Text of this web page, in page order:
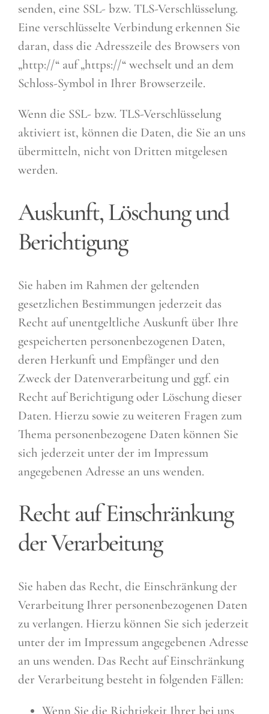
senden, eine SSL- bzw. TLS-Verschlüsselung.
Eine verschlüsselte Verbindung erkennen Sie
daran, dass die Adresszeile des Browsers von
„http://“ auf „https://“ wechselt und an dem
Schloss-Symbol in Ihrer Browserzeile.
Wenn die SSL- bzw. TLS-Verschlüsselung
aktiviert ist, können die Daten, die Sie an uns
übermitteln, nicht von Dritten mitgelesen
werden.
Auskunft, Löschung und
Berichtigung
Sie haben im Rahmen der geltenden
gesetzlichen Bestimmungen jederzeit das
Recht auf unentgeltliche Auskunft über Ihre
gespeicherten personenbezogenen Daten,
deren Herkunft und Empfänger und den
Zweck der Datenverarbeitung und ggf. ein
Recht auf Berichtigung oder Löschung dieser
Daten. Hierzu sowie zu weiteren Fragen zum
Thema personenbezogene Daten können Sie
sich jederzeit unter der im Impressum
angegebenen Adresse an uns wenden.
Recht auf Einschränkung
der Verarbeitung
Sie haben das Recht, die Einschränkung der
Verarbeitung Ihrer personenbezogenen Daten
zu verlangen. Hierzu können Sie sich jederzeit
unter der im Impressum angegebenen Adresse
an uns wenden. Das Recht auf Einschränkung
der Verarbeitung besteht in folgenden Fällen:
Wenn Sie die Richtigkeit Ihrer bei uns